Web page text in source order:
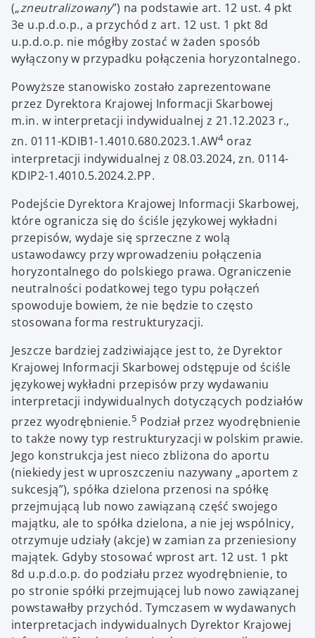
(„zneutralizowany”) na podstawie art. 12 ust. 4 pkt
3e u.p.d.o.p., a przychód z art. 12 ust. 1 pkt 8d
u.p.d.o.p. nie mógłby zostać w żaden sposób
wyłączony w przypadku połączenia horyzontalnego.
Powyższe stanowisko zostało zaprezentowane
przez Dyrektora Krajowej Informacji Skarbowej
m.in. w interpretacji indywidualnej z 21.12.2023 r.,
zn. 0111-KDIB1-1.4010.680.2023.1.AW4oraz
interpretacji indywidualnej z 08.03.2024, zn. 0114-
KDIP2-1.4010.5.2024.2.PP.
Podejście Dyrektora Krajowej Informacji Skarbowej,
które ogranicza się do ściśle językowej wykładni
przepisów, wydaje się sprzeczne z wolą
ustawodawcy przy wprowadzeniu połączenia
horyzontalnego do polskiego prawa. Ograniczenie
neutralności podatkowej tego typu połączeń
spowoduje bowiem, że nie będzie to często
stosowana forma restrukturyzacji.
Jeszcze bardziej zadziwiające jest to, że Dyrektor
Krajowej Informacji Skarbowej odstępuje od ściśle
językowej wykładni przepisów przy wydawaniu
interpretacji indywidualnych dotyczących podziałów
przez wyodrębnienie.5 Podział przez wyodrębnienie
to także nowy typ restrukturyzacji w polskim prawie.
Jego konstrukcja jest nieco zbliżona do aportu
(niekiedy jest w uproszczeniu nazywany „aportem z
sukcesją”), spółka dzielona przenosi na spółkę
przejmującą lub nowo zawiązaną część swojego
majątku, ale to spółka dzielona, a nie jej wspólnicy,
otrzymuje udziały (akcje) w zamian za przeniesiony
majątek. Gdyby stosować wprost art. 12 ust. 1 pkt
8d u.p.d.o.p. do podziału przez wyodrębnienie, to
po stronie spółki przejmującej lub nowo zawiązanej
powstawałby przychód. Tymczasem w wydawanych
interpretacjach indywidualnych Dyrektor Krajowej